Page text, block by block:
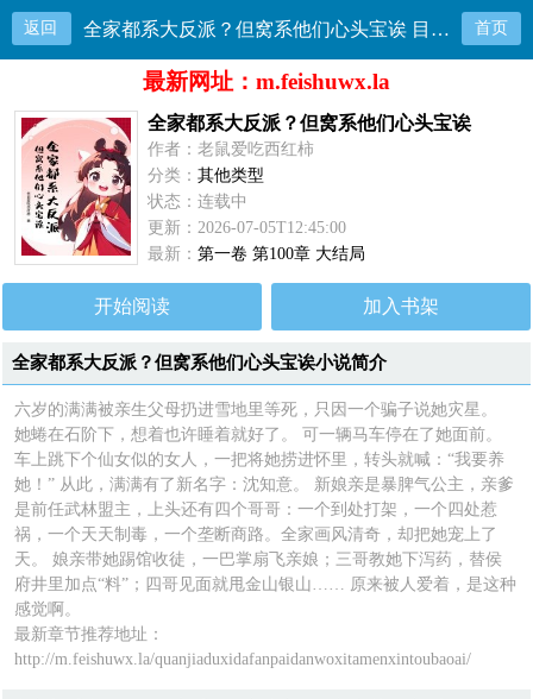
返回 全家都系大反派？但窝系他们心头宝诶 目录共100章 首页
最新网址：m.feishuwx.la
全家都系大反派？但窝系他们心头宝诶
作者：老鼠爱吃西红柿
分类：其他类型
状态：连载中
更新：2026-07-05T12:45:00
最新：第一卷 第100章 大结局
开始阅读 加入书架
全家都系大反派？但窝系他们心头宝诶小说简介
六岁的满满被亲生父母扔进雪地里等死，只因一个骗子说她灾星。
她蜷在石阶下，想着也许睡着就好了。 可一辆马车停在了她面前。
车上跳下个仙女似的女人，一把将她捞进怀里，转头就喊：“我要养
她！” 从此，满满有了新名字：沈知意。 新娘亲是暴脾气公主，亲爹
是前任武林盟主，上头还有四个哥哥：一个到处打架，一个四处惹
祸，一个天天制毒，一个垄断商路。全家画风清奇，却把她宠上了
天。 娘亲带她踢馆收徒，一巴掌扇飞亲娘；三哥教她下泻药，替侯
府井里加点“料”；四哥见面就甩金山银山…… 原来被人爱着，是这种
感觉啊。
最新章节推荐地址：
http://m.feishuwx.la/quanjiaduxidafanpaidanwoxitamenxintoubaoai/